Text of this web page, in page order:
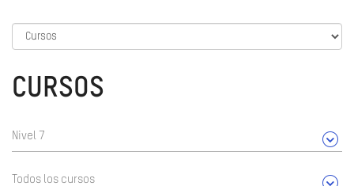
CURSOS
Nivel 7
Todos los cursos